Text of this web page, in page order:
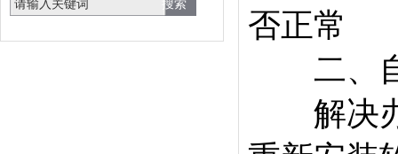
否正常
二、自
解决办